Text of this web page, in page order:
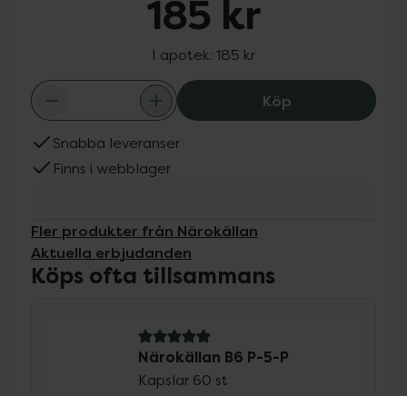
185 kr
I apotek: 185 kr
KöpNärokällan B6
Snabba leveranser
Finns i webblager
Fler produkter från Närokällan
Aktuella erbjudanden
Köps ofta tillsammans
5 av 5 i omdöme
Närokällan B6 P-5-P
Kapslar 60 st